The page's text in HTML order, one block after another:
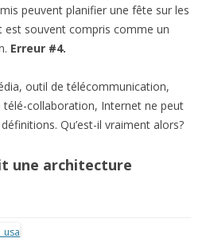
peuvent planifier une fête sur les
est souvent compris comme un
Erreur #4.
outil de télécommunication,
collaboration, Internet ne peut
Qu’est-il vraiment alors?
une architecture